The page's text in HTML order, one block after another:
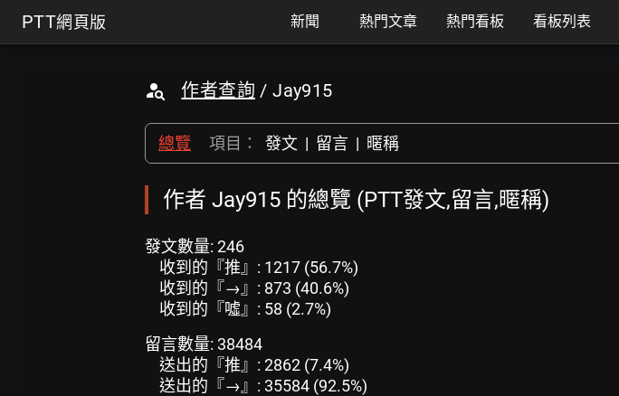
PTT網頁版 新聞 熱門文章 熱門看板 看板列表
作者查詢 / Jay915
總覽 項目： 發文 | 留言 | 暱稱
作者 Jay915 的總覽 (PTT發文,留言,暱稱)
發文數量: 246
收到的『推』: 1217 (56.7%)
收到的『→』: 873 (40.6%)
收到的『噓』: 58 (2.7%)
留言數量: 38484
送出的『推』: 2862 (7.4%)
送出的『→』: 35584 (92.5%)